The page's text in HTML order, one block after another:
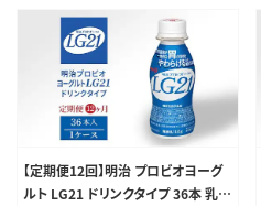
【定期便12回】明治 プロビオヨーグ
ルト LG21 ドリンクタイプ 36本 乳